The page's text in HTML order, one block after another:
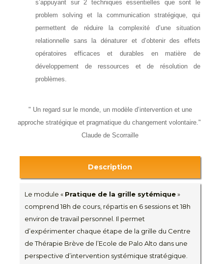
s’appuyant sur 2 techniques essentielles que sont le
problem solving et la communication stratégique, qui
permettent de réduire la complexité d’une situation
relationnelle sans la dénaturer et d’obtenir des effets
opératoires efficaces et durables en matière de
développement de ressources et de résolution de
problèmes.
" Un regard sur le monde, un modèle d’intervention et une
approche stratégique et pragmatique du changement volontaire."
Claude de Scorraille
Description
Le module « Pratique de la grille sytémique»
comprend 18h de cours, répartis en 6 sessions et 18h
environ de travail personnel. Il permet
d’expérimenter chaque étape de la grille du Centre
de Thérapie Brève de l’Ecole de Palo Alto dans une
perspective d’intervention systémique stratégique.